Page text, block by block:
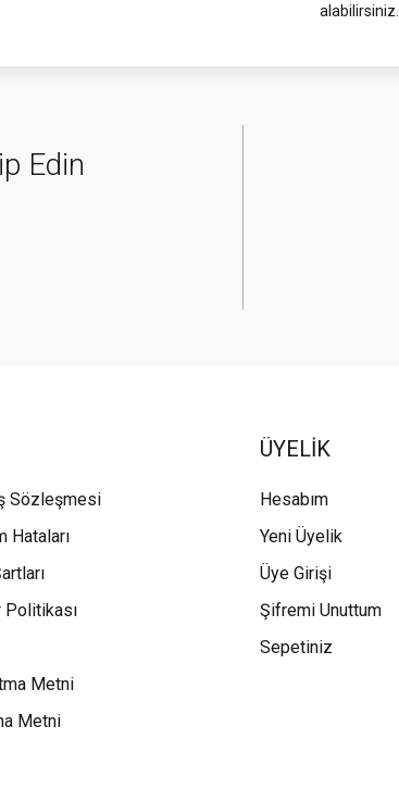
alabilirsiniz.
Edin
Sözleşmesi
Hataları
Metni
Metni
ÜYELİK
Hesabım
Yeni Üyelik
Üye Girişi
Şifremi Unuttum
Sepetiniz